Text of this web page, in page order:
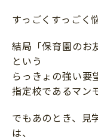
すっごくすっごく
結局「保育園のお
という
らっきょの強い要
指定校であるマン
でもあのとき、見
は、